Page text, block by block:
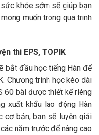
khỏe sớm sẽ giúp bạn
muốn trong quá trình
thi EPS, TOPIK
bắt đầu học tiếng Hàn để
Chương trình học kéo dài
60 bài được thiết kế riêng
xuất khẩu lao động Hàn
cơ bản, bạn sẽ luyện giải
năm trước để nâng cao